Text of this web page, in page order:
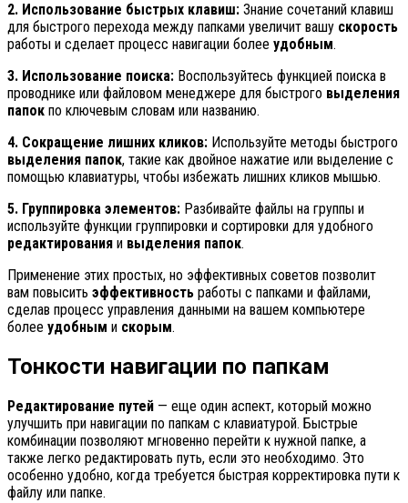
2. Использование быстрых клавиш: Знание сочетаний клавиш
для быстрого перехода между папками увеличит вашу скорость
работы и сделает процесс навигации более удобным.
3. Использование поиска: Воспользуйтесь функцией поиска в
проводнике или файловом менеджере для быстрого выделения
папок по ключевым словам или названию.
4. Сокращение лишних кликов: Используйте методы быстрого
выделения папок, такие как двойное нажатие или выделение с
помощью клавиатуры, чтобы избежать лишних кликов мышью.
5. Группировка элементов: Разбивайте файлы на группы и
используйте функции группировки и сортировки для удобного
редактирования и выделения папок.
Применение этих простых, но эффективных советов позволит
вам повысить эффективность работы с папками и файлами,
сделав процесс управления данными на вашем компьютере
более удобным и скорым.
Тонкости навигации по папкам
Редактирование путей — еще один аспект, который можно
улучшить при навигации по папкам с клавиатурой. Быстрые
комбинации позволяют мгновенно перейти к нужной папке, а
также легко редактировать путь, если это необходимо. Это
особенно удобно, когда требуется быстрая корректировка пути к
файлу или папке.